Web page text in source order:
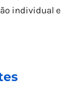
individual e